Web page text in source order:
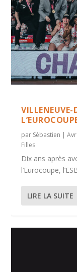
VILLENEUVE-
par Sébastien |
Filles
Dix ans après
l’Eurocoupe,
LIRE LA SUITE